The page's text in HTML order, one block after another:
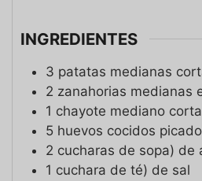
INGREDIENTES
3 patatas medianas
2 zanahorias medianas
1 chayote mediano
5 huevos cocidos
2 cucharas de sopa) de
1 cuchara de té) de sal